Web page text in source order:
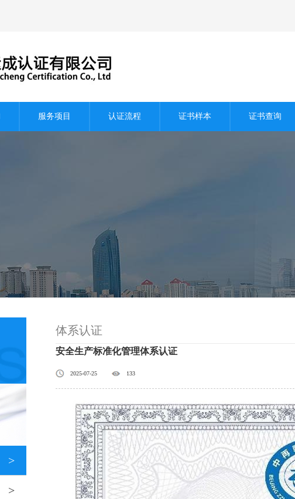
服务项目 认证流程 证书样本 证书查询
>
>
体系认证
安全生产标准化管理体系认证
2025-07-25 133